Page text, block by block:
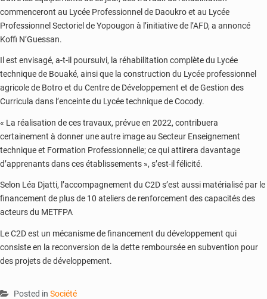
commenceront au Lycée Professionnel de Daoukro et au Lycée
Professionnel Sectoriel de Yopougon à l’initiative de l’AFD, a annoncé
Koffi N’Guessan.
Il est envisagé, a-t-il poursuivi, la réhabilitation complète du Lycée
technique de Bouaké, ainsi que la construction du Lycée professionnel
agricole de Botro et du Centre de Développement et de Gestion des
Curricula dans l’enceinte du Lycée technique de Cocody.
« La réalisation de ces travaux, prévue en 2022, contribuera
certainement à donner une autre image au Secteur Enseignement
technique et Formation Professionnelle; ce qui attirera davantage
d’apprenants dans ces établissements », s’est-il félicité.
Selon Léa Djatti, l’accompagnement du C2D s’est aussi matérialisé par le
financement de plus de 10 ateliers de renforcement des capacités des
acteurs du METFPA
Le C2D est un mécanisme de financement du développement qui
consiste en la reconversion de la dette remboursée en subvention pour
des projets de développement.
Posted in Société